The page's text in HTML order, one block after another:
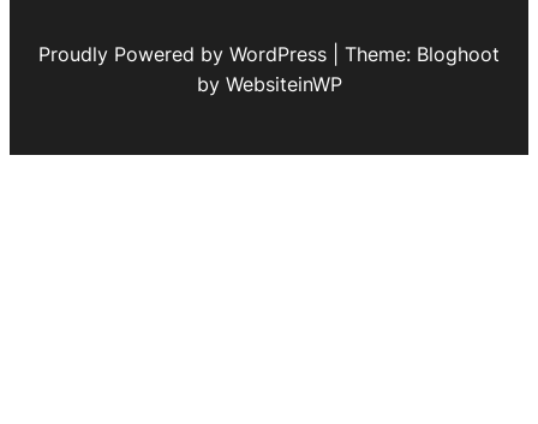
Proudly Powered by WordPress | Theme: Bloghoot
by WebsiteinWP